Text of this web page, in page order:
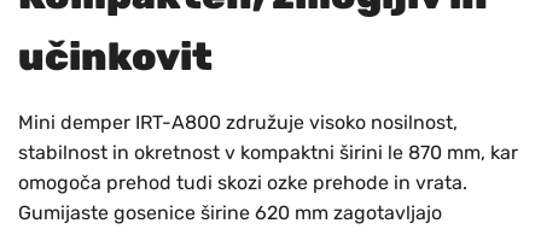
učinkovit
Mini demper IRT-A800 združuje visoko nosilnost,
stabilnost in okretnost v kompaktni širini le 870 mm, kar
omogoča prehod tudi skozi ozke prehode in vrata.
Gumijaste gosenice širine 620 mm zagotavljajo